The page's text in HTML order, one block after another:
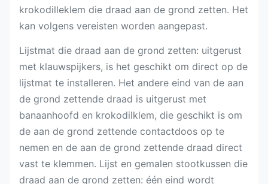
krokodilleklem die draad aan de grond zetten. Het
kan volgens vereisten worden aangepast.
Lijstmat die draad aan de grond zetten: uitgerust
met klauwspijkers, is het geschikt om direct op de
lijstmat te installeren. Het andere eind van de aan
de grond zettende draad is uitgerust met
banaanhoofd en krokodilklem, die geschikt is om
de aan de grond zettende contactdoos op te
nemen en de aan de grond zettende draad direct
vast te klemmen. Lijst en gemalen stootkussen die
draad aan de grond zetten: één eind wordt